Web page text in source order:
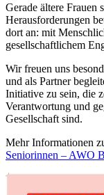
Gerade ältere Frauen
Herausforderungen
dort an: mit
gesellschaftlichem
Wir freuen uns
und als Partner
Initiative zu sein, die
Verantwortung und
Gesellschaft sind.
Mehr Informationen
Seniorinnen – AWO